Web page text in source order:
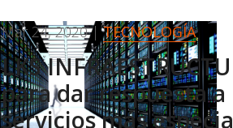
LKS
para dar respuesta a
servicios más
Mar 24, 2020|TECNOLOGÍA